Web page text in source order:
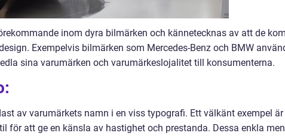
inom dyra bilmärken och kännetecknas av att de
Exempelvis bilmärken som Mercedes-Benz och BMW
sina varumärken och varumärkeslojalitet till konsumenterna.
av varumärkets namn i en viss typografi. Ett välkänt exempel är
för att ge en känsla av hastighet och prestanda. Dessa enkla